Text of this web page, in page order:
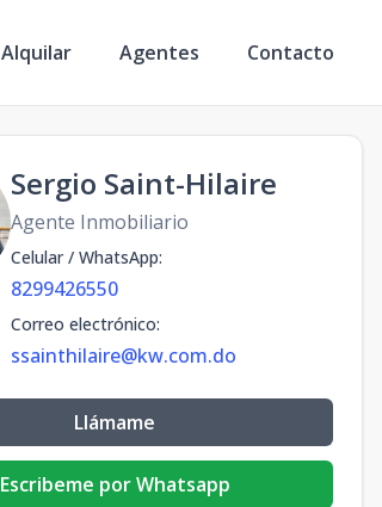
Alquilar Agentes Contacto
Sergio Saint-Hilaire
Agente Inmobiliario
Celular / WhatsApp:
8299426550
Correo electrónico:
ssainthilaire@kw.com.do
Llámame
Escribeme por Whatsapp